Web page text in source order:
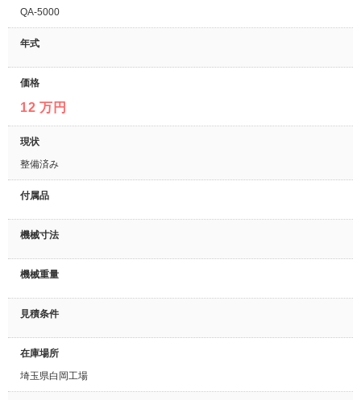
QA-5000
年式
価格
12 万円
現状
整備済み
付属品
機械寸法
機械重量
見積条件
在庫場所
埼玉県白岡工場